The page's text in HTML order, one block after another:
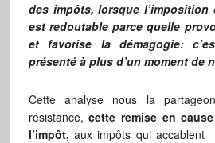
des impôts, lorsque
est redoutable parce quelle
et favorise la démagogie:
présenté à plus d’un moment de
Cette analyse nous la
résistance,cette remise en
l’impôt,aux impôts qui